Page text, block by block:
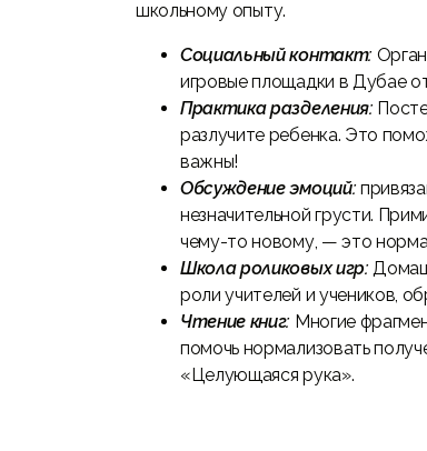
школьному опыту.
Социальный контакт:
игровые площадки в Дубае
Практика разделения:
разлучите ребенка. Это
важны!
Обсуждение эмоций:
незначительной грусти.
чему-то новому, — это
Школа роликовых игр:
роли учителей и учеников,
Чтение книг: Многие
помочь нормализовать
«Целующаяся рука».